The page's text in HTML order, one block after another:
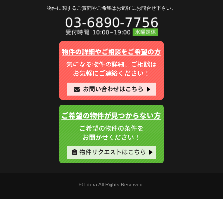
物件に関するご質問やご希望はお気軽にお問合せ下さい。
© Litera All Rights Reserved.